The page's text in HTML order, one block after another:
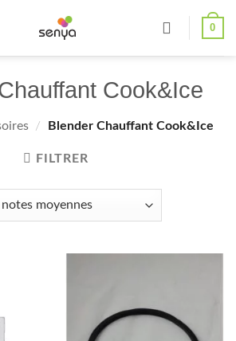
0
Cook&Ice
/ Blender Chauffant Cook&Ice
FILTRER